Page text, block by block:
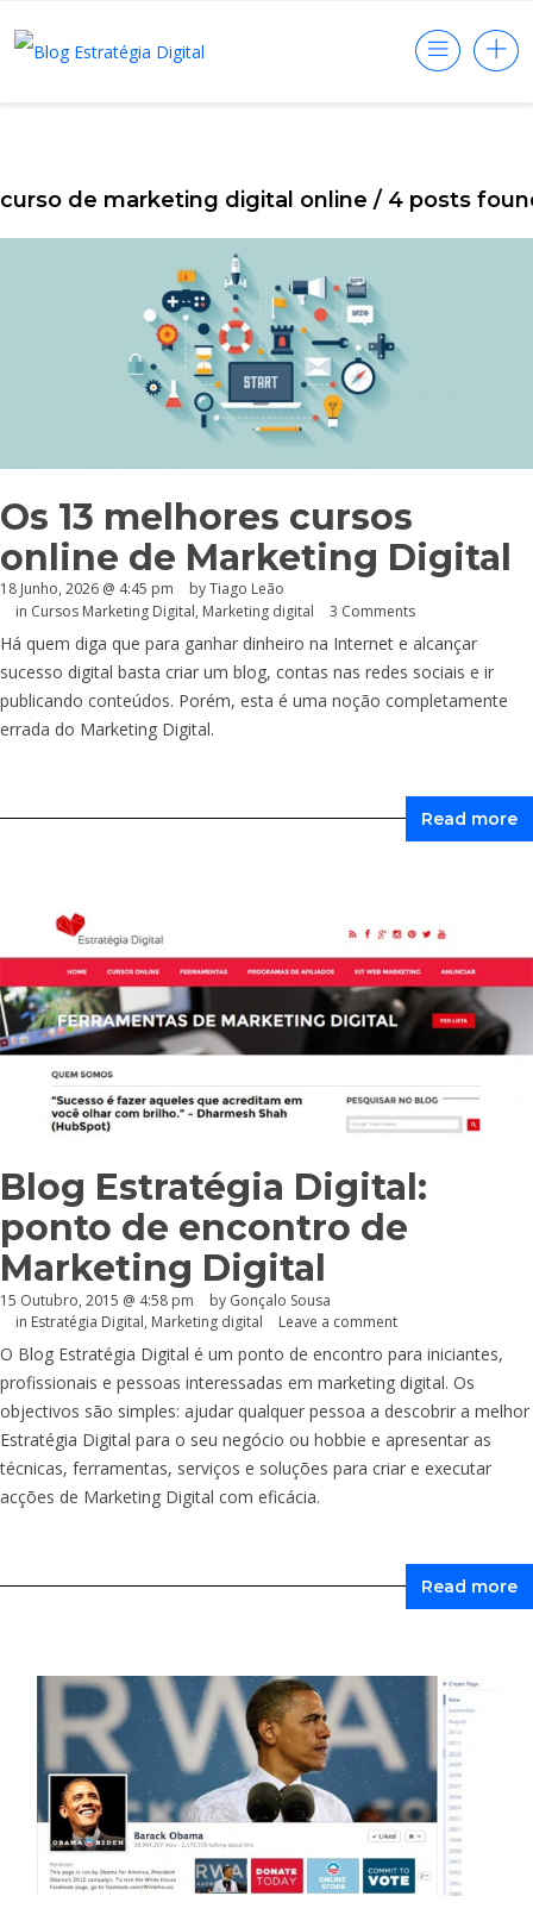
curso de marketing digital online / 4 posts
Os 13 melhores cursos
online de Marketing Digital
18 Junho, 2026 @ 4:45 pm
by Tiago Leão
in Cursos Marketing Digital, Marketing digital 3 Comments
Há quem diga que para ganhar dinheiro na Internet e alcançar
sucesso digital basta criar um blog, contas nas redes sociais e ir
publicando conteúdos. Porém, esta é uma noção completamente
errada do Marketing Digital.
Read more
Blog Estratégia Digital:
ponto de encontro de
Marketing Digital
15 Outubro, 2015 @ 4:58 pm by Gonçalo Sousa
in Estratégia Digital, Marketing digital Leave a comment
O Blog Estratégia Digital é um ponto de encontro para iniciantes,
profissionais e pessoas interessadas em marketing digital. Os
objectivos são simples: ajudar qualquer pessoa a descobrir a melhor
Estratégia Digital para o seu negócio ou hobbie e apresentar as
técnicas, ferramentas, serviços e soluções para criar e executar
acções de Marketing Digital com eficácia.
Read more